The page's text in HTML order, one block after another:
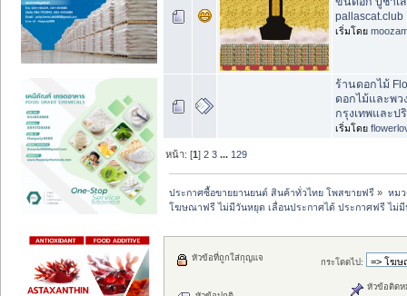
pallascat.club
เริ่มโดย
ร้านดอกไม้
ดอกไม้และพว
กรุงเทพและ
เริ่มโดย
หน้า: [1]2 3 ... 129
ประกาศซื้อขายยานยนต์ สินค้าทั่วไทย โพสขายฟรี » หม
โฆษณาฟรี ไม่มีวันหยุด เลื่อนประกาศได้ ประกาศฟรี ไม่
กระโดดไป:
หัวข้อที่ถูกใส่กุญแจ
หัวข้อติดห